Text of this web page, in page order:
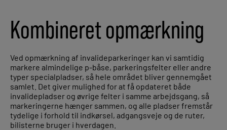
Kombineret opmærkning
Ved opmærkning af invalideparkeringer kan vi samtidig
markere almindelige p-båse, parkeringsfelter eller andre
typer specialpladser, så hele området bliver gennemgået
samlet. Det giver mulighed for at få opdateret både
invalidepladser og øvrige felter i samme arbejdsgang, så
markeringerne hænger sammen, og alle pladser fremstår
tydelige i forhold til indkørsel, adgangsveje og de ruter,
bilisterne bruger i hverdagen.